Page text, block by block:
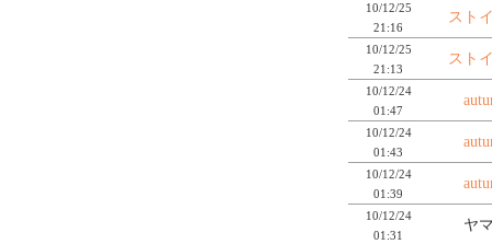
10/12/25
21:16
スト
10/12/25
21:13
スト
10/12/24
01:47
10/12/24
01:43
10/12/24
01:39
10/12/24
01:31
ヤ